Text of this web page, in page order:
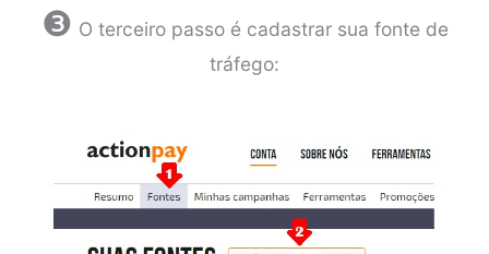
❸ O terceiro passo é cadastrar sua fonte de
tráfego: